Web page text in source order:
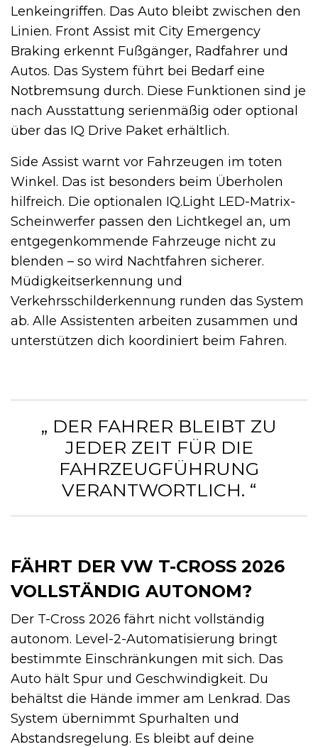
Lenkeingriffen. Das Auto bleibt zwischen den
Linien. Front Assist mit City Emergency
Braking erkennt Fußgänger, Radfahrer und
Autos. Das System führt bei Bedarf eine
Notbremsung durch. Diese Funktionen sind je
nach Ausstattung serienmäßig oder optional
über das IQ Drive Paket erhältlich.
Side Assist warnt vor Fahrzeugen im toten
Winkel. Das ist besonders beim Überholen
hilfreich. Die optionalen IQ.Light LED-Matrix-
Scheinwerfer passen den Lichtkegel an, um
entgegenkommende Fahrzeuge nicht zu
blenden – so wird Nachtfahren sicherer.
Müdigkeitserkennung und
Verkehrsschilderkennung runden das System
ab. Alle Assistenten arbeiten zusammen und
unterstützen dich koordiniert beim Fahren.
„ DER FAHRER BLEIBT ZU
JEDER ZEIT FÜR DIE
FAHRZEUGFÜHRUNG
VERANTWORTLICH. “
FÄHRT DER VW T-CROSS 2026
VOLLSTÄNDIG AUTONOM?
Der T-Cross 2026 fährt nicht vollständig
autonom. Level-2-Automatisierung bringt
bestimmte Einschränkungen mit sich. Das
Auto hält Spur und Geschwindigkeit. Du
behältst die Hände immer am Lenkrad. Das
System übernimmt Spurhalten und
Abstandsregelung. Es bleibt auf deine